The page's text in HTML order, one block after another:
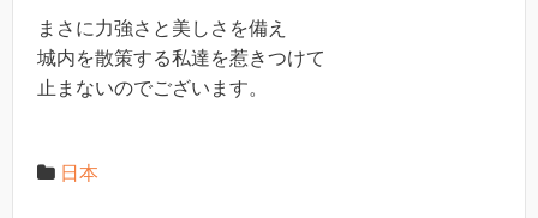
まさに力強さと美しさを備え
城内を散策する私達を惹きつけて
止まないのでございます。
日本